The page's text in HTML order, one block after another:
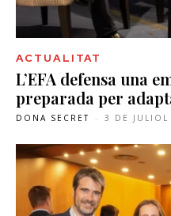
ACTUALITAT
L’EFA defensa una
preparada per
DONA SECRET - 3 DE